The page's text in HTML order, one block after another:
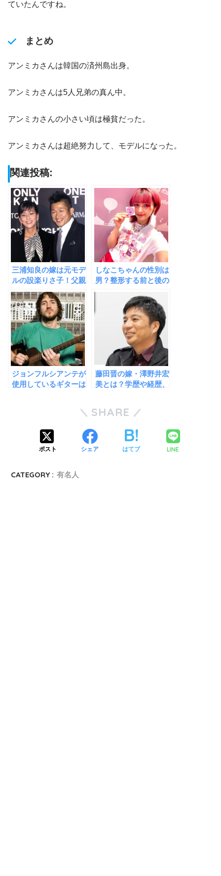
ていたんですね。
まとめ
アンミカさんは韓国の済州島出身。
アンミカさんは5人兄弟の真ん中。
アンミカさんの小さい頃は極貧だった。
アンミカさんは超絶努力して、モデルになった。
関連投稿:
三浦知良の嫁は元モデ
ルの設楽りさ子！父親
の経歴がハンパない華
麗なる一族！
しなこちゃんの性別は
男？整形する前と後の
顔を大公開！！
ジョンフルシアンテが
使用しているギターは
藤田晋の嫁・澤野井宏
美とは？学歴や経歴、
SHARE
ポスト シェア はてブ LINE
CATEGORY : 有名人